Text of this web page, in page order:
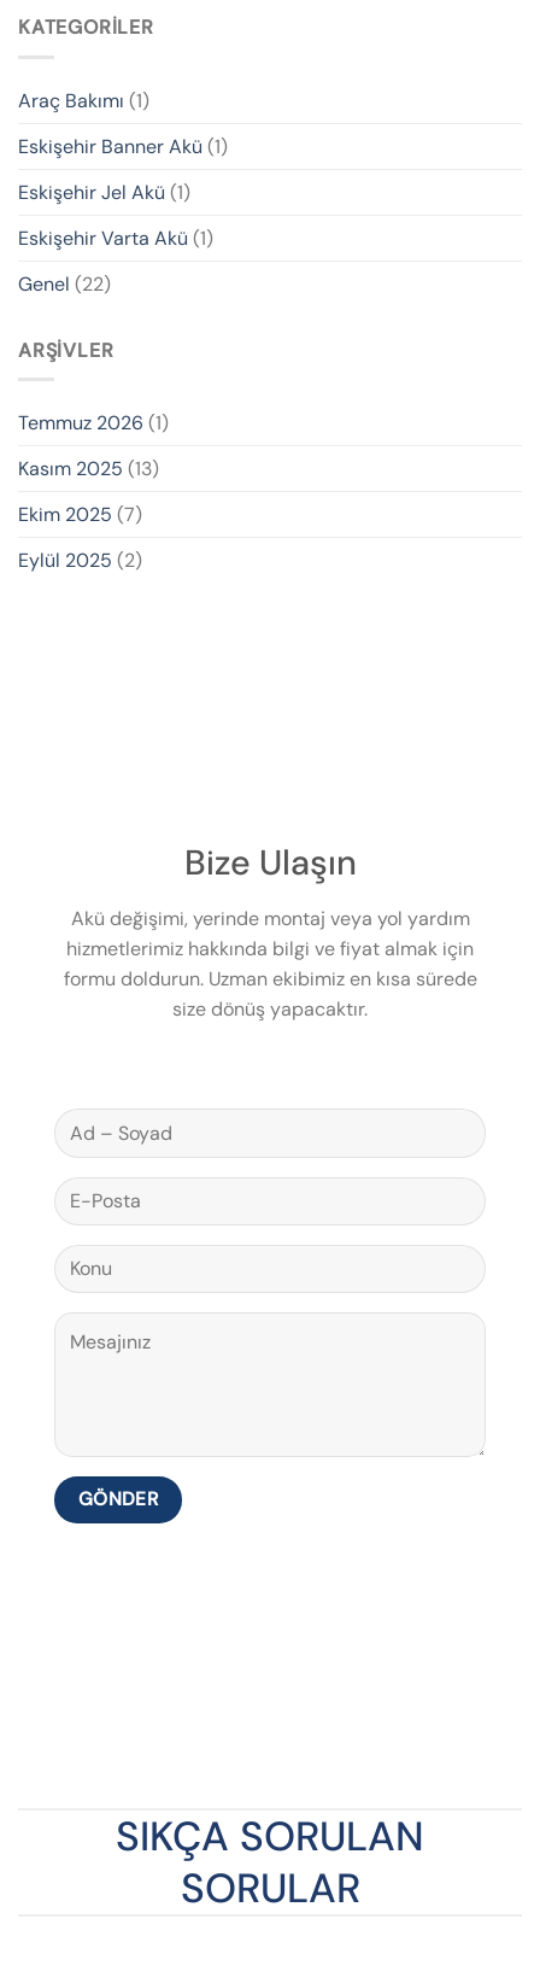
KATEGORILER
Araç Bakımı (1)
Eskişehir Banner Akü (1)
Eskişehir Jel Akü (1)
Eskişehir Varta Akü (1)
Genel (22)
ARŞIVLER
Temmuz 2026 (1)
Kasım 2025 (13)
Ekim 2025 (7)
Eylül 2025 (2)
Bize Ulaşın
Akü değişimi, yerinde montaj veya yol yardım
hizmetlerimiz hakkında bilgi ve fiyat almak için
formu doldurun. Uzman ekibimiz en kısa sürede
size dönüş yapacaktır.
SIKÇA SORULAN
SORULAR